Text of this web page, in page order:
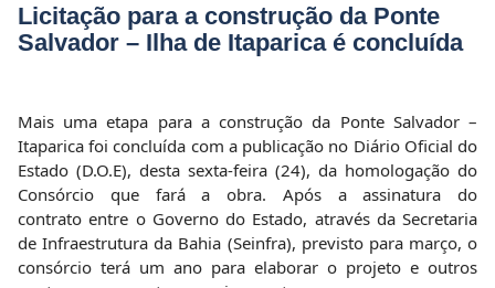
Licitação para a construção da Ponte
Salvador – Ilha de Itaparica é concluída
Mais uma etapa para a construção da Ponte Salvador –
Itaparica foi concluída com a publicação no Diário Oficial do
Estado (D.O.E), desta sexta-feira (24), da homologação do
Consórcio que fará a obra. Após a assinatura do
contrato entre o Governo do Estado, através da Secretaria
de Infraestrutura da Bahia (Seinfra), previsto para março, o
consórcio terá um ano para elaborar o projeto e outros